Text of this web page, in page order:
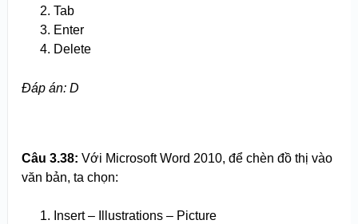
Tab
Enter
Delete
Đáp án: D
Câu 3.38: Với Microsoft Word 2010, để chèn đồ thị vào
văn bản, ta chọn:
Insert – Illustrations – Picture